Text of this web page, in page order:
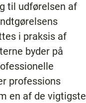
til udførelsen af
i praksis af
byder på
professions
en af de vigtigste